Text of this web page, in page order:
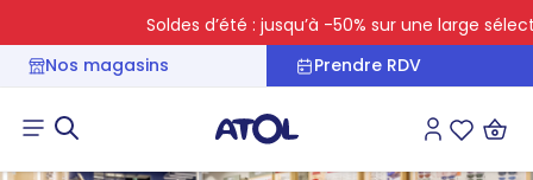
Soldes d’été : jusqu’à -50% sur une large
Nos magasins
Prendre RDV
Connexion